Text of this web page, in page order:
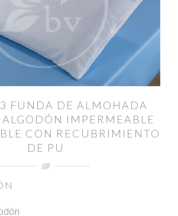
FUNDA DE ALMOHADA
ALGODÓN IMPERMEABLE
CON RECUBRIMIENTO
DE PU